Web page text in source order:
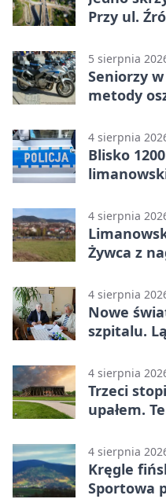
Przy ul.
5 sierpnia
Seniorzy
metody
4 sierpnia
Blisko
4 sierpnia
Żywca z
4 sierpnia
Nowe
szpitalu.
4 sierpnia
Trzeci
upałem.
4 sierpnia
Kręgle
Sportowa